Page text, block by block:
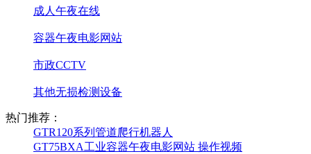
成人午夜在线
容器午夜电影网站
市政CCTV
其他无损检测设备
热门推荐：
GTR120系列管道爬行机器人
GT75BXA工业容器午夜电影网站 操作视频